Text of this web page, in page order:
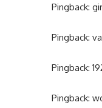
Pingback:
Pingback:
Pingback:
Pingback: